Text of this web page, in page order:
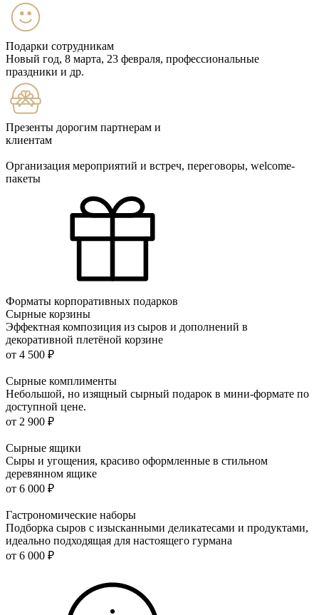
Подарки сотрудникам
Новый год, 8 марта, 23 февраля, профессиональные
праздники и др.
Презенты дорогим партнерам и
клиентам
Организация мероприятий и встреч, переговоры, welcome-
пакеты
Форматы корпоративных подарков
Сырные корзины
Эффектная композиция из сыров и дополнений в
декоративной плетёной корзине
от 4 500 ₽
Сырные комплименты
Небольшой, но изящный сырный подарок в мини-формате по
доступной цене.
от 2 900 ₽
Сырные ящики
Сыры и угощения, красиво оформленные в стильном
деревянном ящике
от 6 000 ₽
Гастрономические наборы
Подборка сыров с изысканными деликатесами и продуктами,
идеально подходящая для настоящего гурмана
от 6 000 ₽